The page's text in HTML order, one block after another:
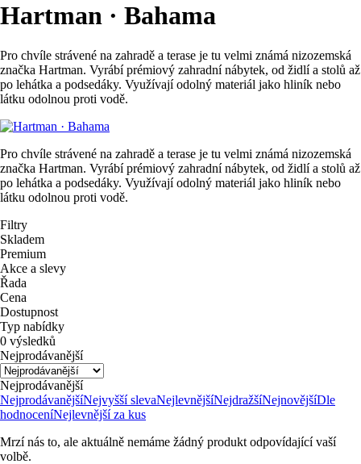
Hartman · Bahama
Pro chvíle strávené na zahradě a terase je tu velmi známá nizozemská
značka Hartman. Vyrábí prémiový zahradní nábytek, od židlí a stolů až
po lehátka a podsedáky. Využívají odolný materiál jako hliník nebo
látku odolnou proti vodě.
Pro chvíle strávené na zahradě a terase je tu velmi známá nizozemská
značka Hartman. Vyrábí prémiový zahradní nábytek, od židlí a stolů až
po lehátka a podsedáky. Využívají odolný materiál jako hliník nebo
látku odolnou proti vodě.
Filtry
Skladem
Premium
Akce a slevy
Řada
Cena
Dostupnost
Typ nabídky
0 výsledků
Nejprodávanější
Nejprodávanější
NejprodávanějšíNejvyšší slevaNejlevnějšíNejdražšíNejnovějšíDle
hodnoceníNejlevnější za kus
Mrzí nás to, ale aktuálně nemáme žádný produkt odpovídající vaší
volbě.